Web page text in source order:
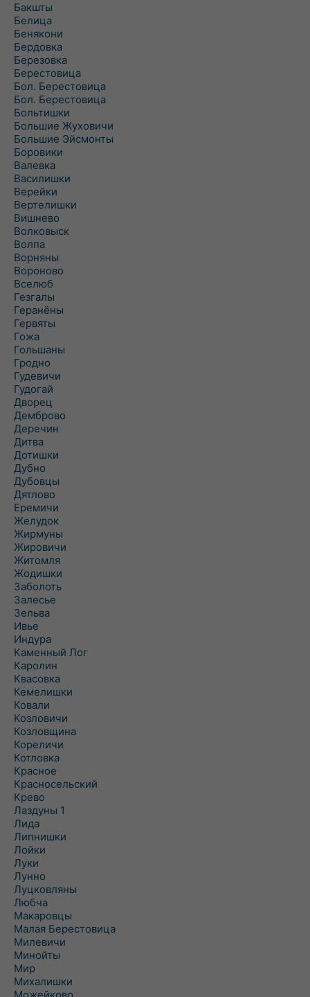
Бакшты
Белица
Бенякони
Бердовка
Березовка
Берестовица
Бол. Берестовица
Бол. Берестовица
Больтишки
Большие Жуховичи
Большие Эйсмонты
Боровики
Валевка
Василишки
Верейки
Вертелишки
Вишнево
Волковыск
Волпа
Ворняны
Вороново
Вселюб
Гезгалы
Геранёны
Гервяты
Гожа
Гольшаны
Гродно
Гудевичи
Гудогай
Дворец
Демброво
Деречин
Дитва
Дотишки
Дубно
Дубовцы
Дятлово
Еремичи
Желудок
Жирмуны
Жировичи
Житомля
Жодишки
Заболоть
Залесье
Зельва
Ивье
Индура
Каменный Лог
Каролин
Квасовка
Кемелишки
Ковали
Козловичи
Козловщина
Кореличи
Котловка
Красное
Красносельский
Крево
Лаздуны 1
Лида
Липнишки
Лойки
Луки
Лунно
Луцковляны
Любча
Макаровцы
Малая Берестовица
Милевичи
Минойты
Мир
Михалишки